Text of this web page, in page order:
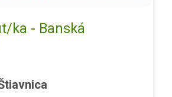
ka - Banská